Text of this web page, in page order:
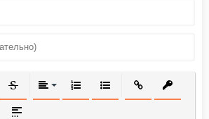
ЗАЧЕРКНУТЫЙВЫРАВНИВАНИЕ
НУМЕРОВАННЫЙ СПИСОК
МАРКИРОВАННЫЙ
ВСТАВИТЬ